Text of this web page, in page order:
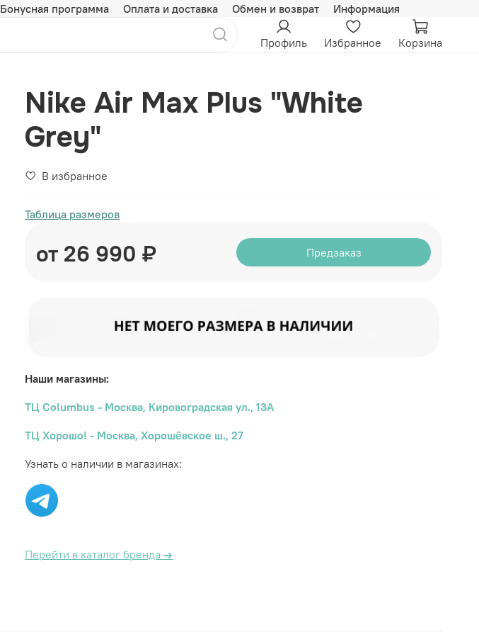
Бонусная программа Оплата и доставка Обмен и возврат Информация
Профиль Избранное
Корзина
Nike Air Max Plus "White
Grey"
В избранное
Таблица размеров
от 26 990 ₽ Предзаказ
Наши магазины:
ТЦ Columbus - Москва, Кировоградская ул., 13А
ТЦ Хорошо! - Москва, Хорошёвское ш., 27
Узнать о наличии в магазинах:
Перейти в каталог бренда →